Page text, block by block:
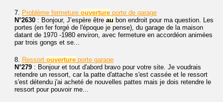
7. Problème fermeture ouverture porte de garage
N°2630 : Bonjour, J’espère être au bon endroit pour ma question. Les
portes (en fer forgé de l'époque je pense), du garage de la maison
datant de 1970 -1980 environ, avec fermeture en accordéon animées
par trois gongs et se...
8. Ressort ouverture porte garage
N°279 : Bonjour et tout d'abord bravo pour votre site. Je voudrais
retendre un ressort, car la patte d'attache s'est cassée et le ressort
s'est détendu j'ai acheté de nouvelles pattes mais je dois retendre le
ressort pour pouvoir me...